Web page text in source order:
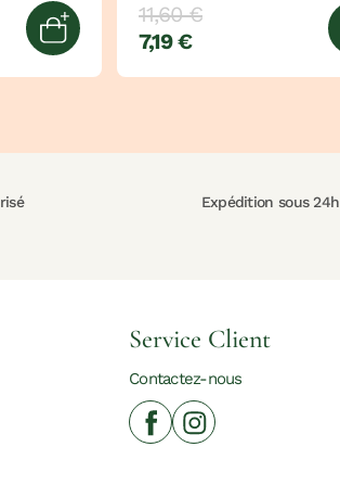
Ajouter au panier
11,60 €
7,19 €
Expédition sous 24h
Service Client
Contactez-nous